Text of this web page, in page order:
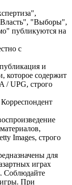
"Выборы",
публикуются на
с
и
которое содержит
/ UPG, строго
Images, строго
для
играх
Соблюдайте
При